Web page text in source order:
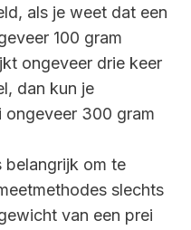
als je weet dat een
100 gram
ongeveer drie keer
dan kun je
ongeveer 300 gram
belangrijk om te
slechts
van een prei